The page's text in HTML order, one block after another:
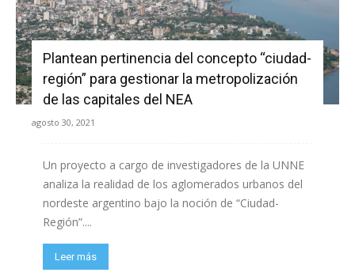
Plantean pertinencia del concepto “ciudad-
región” para gestionar la metropolización
de las capitales del NEA
agosto 30, 2021
Un proyecto a cargo de investigadores de la UNNE
analiza la realidad de los aglomerados urbanos del
nordeste argentino bajo la noción de “Ciudad-
Región”....
Leer más